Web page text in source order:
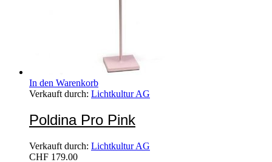
In den Warenkorb
Verkauft durch: Lichtkultur AG
Poldina Pro Pink
Verkauft durch: Lichtkultur AG
CHF 179.00